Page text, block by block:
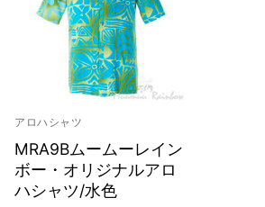
アロハシャツ
MRA9Bムームーレイン
ボー・オリジナルアロ
ハシャツ/水色